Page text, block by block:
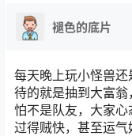
褪色的底片
每天晚上玩小怪兽
待的就是抽到大富
怕不是队友，大家
过得贼快，甚至运